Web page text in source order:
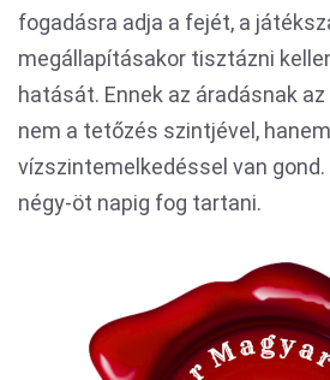
fogadásra adja a fejét, a
megállapításakor tisztázni
hatását. Ennek az áradásnak
nem a tetőzés szintjével,
vízszintemelkedéssel van gond.
négy-öt napig fog tartani.